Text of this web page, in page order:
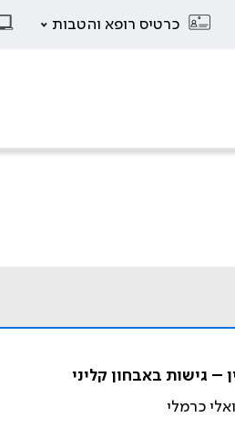
כרטיס רופא והטבות
– גישות באבחון קליני
כרמלי